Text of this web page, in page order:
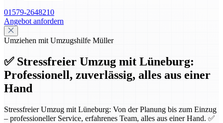
01579-2648210
Angebot anfordern
Umziehen mit Umzugshilfe Müller
✅ Stressfreier Umzug mit Lüneburg:
Professionell, zuverlässig, alles aus einer
Hand
Stressfreier Umzug mit Lüneburg: Von der Planung bis zum Einzug
– professioneller Service, erfahrenes Team, alles aus einer Hand. ✅